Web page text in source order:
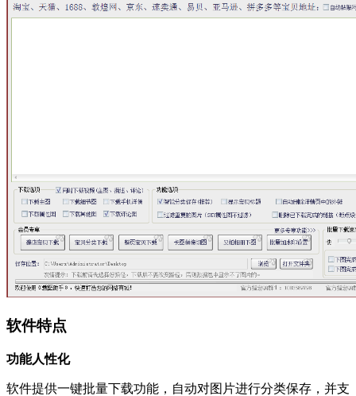
软件特点
功能人性化
软件提供一键批量下载功能，自动对图片进行分类保存，并支